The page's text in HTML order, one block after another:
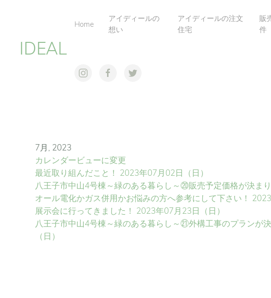
IDEAL
Home
アイディールの
想い
アイディールの注文
住宅
販
件
7月, 2023
カレンダービューに変更
最近取り組んだこと！ 2023年07月02日（日）
八王子市中山4号棟～緑のある暮らし～⑳販売予定価格が決まり
オール電化かガス併用かお悩みの方へ参考にして下さい！
展示会に行ってきました！ 2023年07月23日（日）
八王子市中山4号棟～緑のある暮らし～㉑外構工事のプランが
（日）